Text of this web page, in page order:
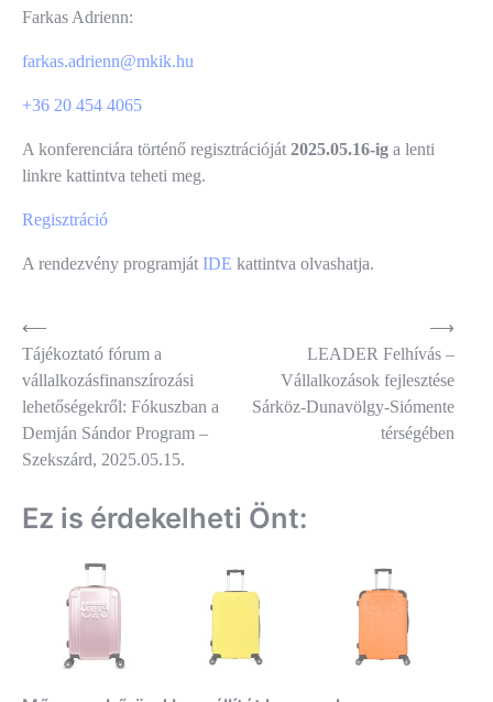
Farkas Adrienn:
farkas.adrienn@mkik.hu
+36 20 454 4065
A konferenciára történő regisztrációját 2025.05.16-ig a lenti
linkre kattintva teheti meg.
Regisztráció
A rendezvény programját IDE kattintva olvashatja.
Bejegyzés
navigáció
⟵
Tájékoztató fórum a
vállalkozásfinanszírozási
lehetőségekről: Fókuszban a
Demján Sándor Program –
Szekszárd, 2025.05.15.
LEADER Felhívás –
Vállalkozások fejlesztése
Sárköz-Dunavölgy-Siómente
térségében
⟶
Ez is érdekelheti Önt: